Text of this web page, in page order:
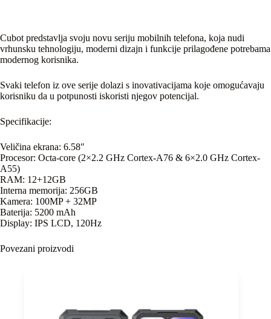
Cubot predstavlja svoju novu seriju mobilnih telefona, koja nudi
vrhunsku tehnologiju, moderni dizajn i funkcije prilagođene potrebama
modernog korisnika.
Svaki telefon iz ove serije dolazi s inovativacijama koje omogućavaju
korisniku da u potpunosti iskoristi njegov potencijal.
Specifikacije:
Veličina ekrana: 6.58″
Procesor: Octa-core (2×2.2 GHz Cortex-A76 & 6×2.0 GHz Cortex-
A55)
RAM: 12+12GB
Interna memorija: 256GB
Kamera: 100MP + 32MP
Baterija: 5200 mAh
Display: IPS LCD, 120Hz
Povezani proizvodi